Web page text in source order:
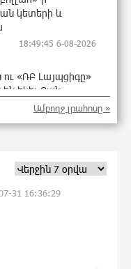
կետերի և
18:49:45 6-08-2026
«ՌԲ Լայպցիգը»
եկել Յան
վերաբերյալ
է
Ատոմ
է մեր աչքերի
Ամբողջ լրահոսը »
31 16:36:29